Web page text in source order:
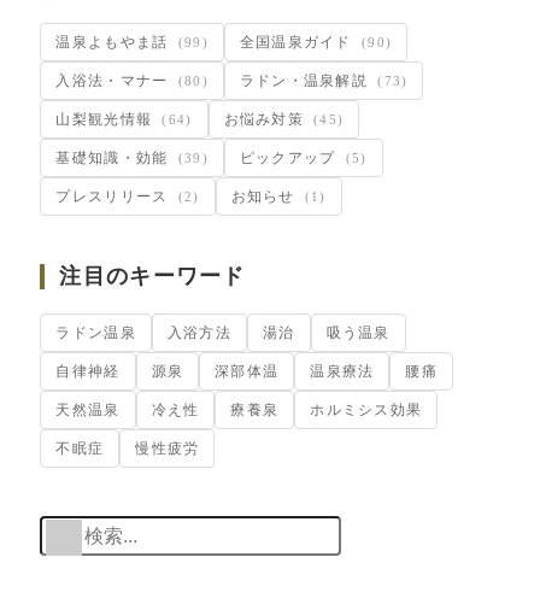
温泉よもやま話 (99) 全国温泉ガイド (90)
入浴法・マナー (80) ラドン・温泉解説 (73)
山梨観光情報 (64) お悩み対策 (45)
基礎知識・効能 (39) ピックアップ (5)
プレスリリース (2) お知らせ (1)
注目のキーワード
ラドン温泉 入浴方法 湯治 吸う温泉
自律神経 源泉 深部体温 温泉療法 腰痛
天然温泉 冷え性 療養泉 ホルミシス効果
不眠症 慢性疲労
検索